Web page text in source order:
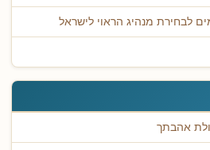
לבחירת מנהיג הראוי לישראל
אהבתך